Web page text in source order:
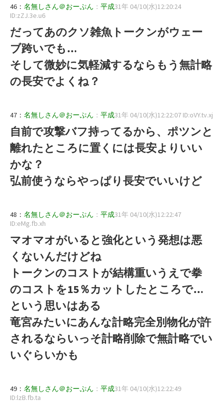
46： 名無しさん＠おーぷん ： 平成31年 04/10(水)12:20:24
ID:zZJ.3e.u6
だってあのクソ雑魚トークンがウェー
ブ跨いでも…
そして微妙に気軽減するならもう無計略
の長安でよくね？
47： 名無しさん＠おーぷん ： 平成31年 04/10(水)12:22:07 ID:oVY.tv.xj
自前で攻撃バフ持ってるから、ポツンと
離れたところに置くには長安よりいい
かな？
弘前使うならやっぱり長安でいいけど
48： 名無しさん＠おーぷん ： 平成31年 04/10(水)12:22:47
ID:eMg.fb.xh
マオマオがいると強化という発想は悪
くないんだけどね
トークンのコストが結構重いうえで拳
のコストを15％カットしたところで…
という思いはある
竜宮みたいにあんな計略完全別物化が許
されるならいっそ計略削除で無計略でい
いぐらいかも
49： 名無しさん＠おーぷん ： 平成31年 04/10(水)12:22:49
ID:lzB.fb.ta